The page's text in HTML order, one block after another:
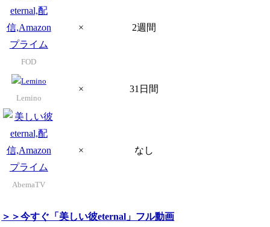
FOD
× 2週間
Lemino
× 31日間
AbemaTV
× なし
＞＞今すぐ「美しい彼eternal」フル動画